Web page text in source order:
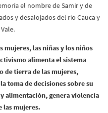
el nombre de Samir y de
y desalojados del río Cauca y
mujeres, las niñas y los niños
alimenta el sistema
de tierra de las mujeres,
toma de decisiones sobre su
alimentación, genera violencia
las mujeres.